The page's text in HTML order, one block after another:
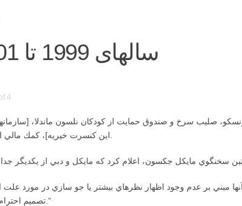
سالهای 1999 تا 2001
4
صليب سرخ و صندوق حمايت از كودكان نلسون ماندلا،
مبني بر عدم وجود اظهار نظرهاي بيشتر يا جو سازي در مورد علت
تصميم احترام بگذارند.“